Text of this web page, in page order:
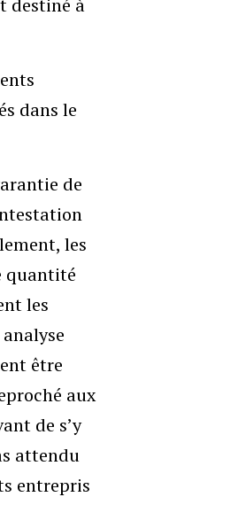
destiné à
dans le
de
les
quantité
les
être
aux
de s’y
attendu
entrepris